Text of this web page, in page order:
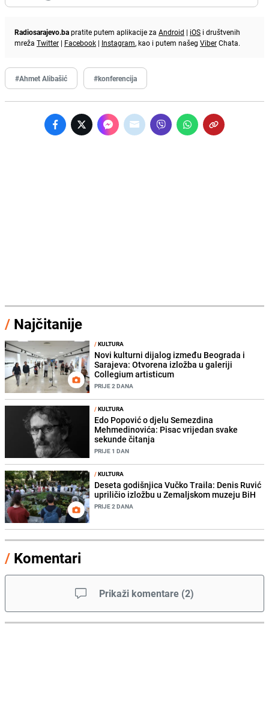
Radiosarajevo.bapratite putem aplikacije za Android | iOS i društvenih
mreža Twitter | Facebook | Instagram, kao i putem našeg ViberChata.
#Ahmet Alibašić #konferencija
/ Najčitanije
/KULTURA
Novi kulturni dijalog između Beograda i
Sarajeva: Otvorena izložba u galeriji
Collegium artisticum
PRIJE 2 DANA
/KULTURA
Edo Popović o djelu Semezdina
Mehmedinovića: Pisac vrijedan svake
sekunde čitanja
PRIJE 1 DAN
/KULTURA
Deseta godišnjica Vučko Traila: Denis Ruvić
upriličio izložbu u Zemaljskom muzeju BiH
PRIJE 2 DANA
/ Komentari
Prikaži komentare (2)